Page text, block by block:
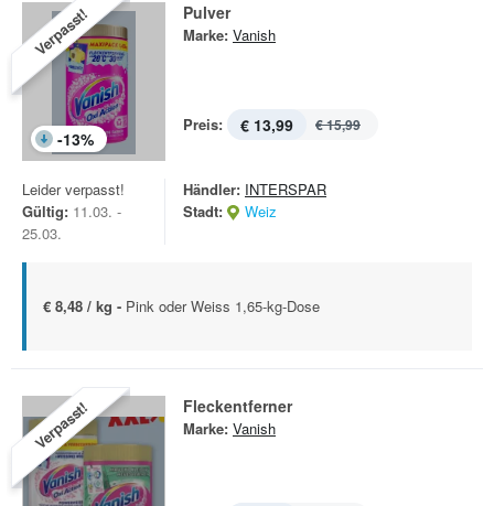
Verpasst!
-13%
Pulver
Marke: Vanish
Preis: € 13,99 € 15,99
Leider verpasst!
Gültig: 11.03. -
25.03.
Händler: INTERSPAR
Stadt:
Weiz
€ 8,48 / kg - Pink oder Weiss 1,65-kg-Dose
Verpasst! Fleckentferner
Marke: Vanish